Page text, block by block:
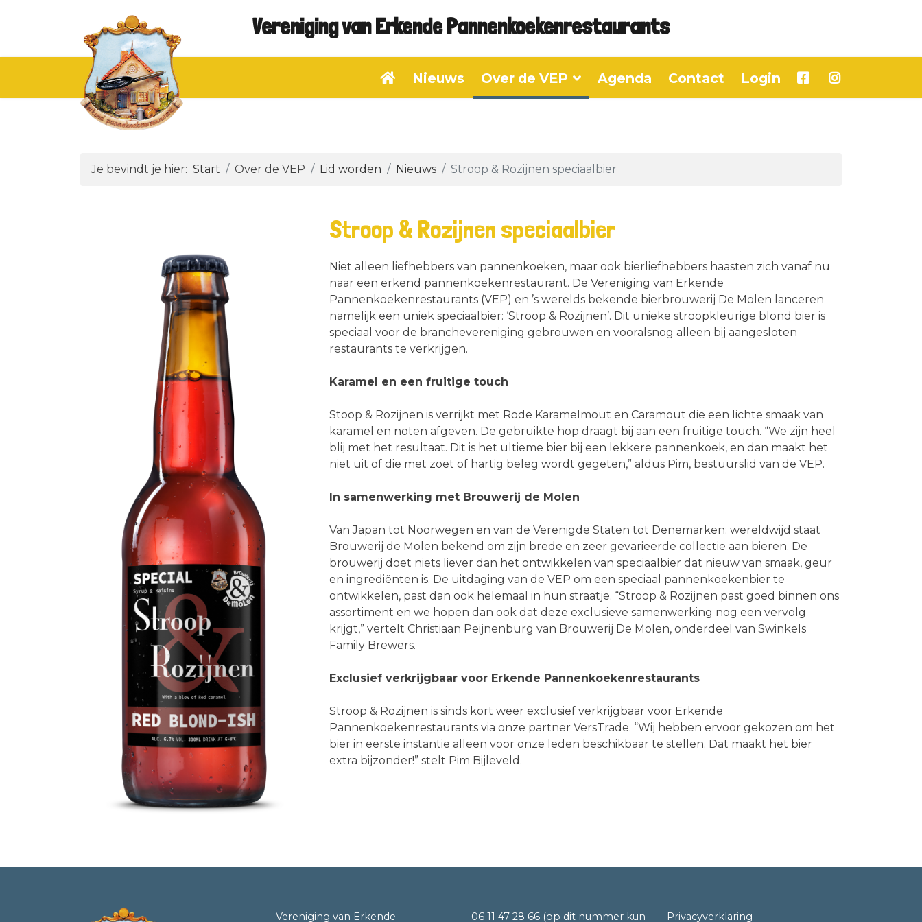
Vereniging van Erkende Pannenkoekenrestaurants
Nieuws Over de VEP Agenda Contact Login
Je bevindt je hier: Start Over de VEP Lid worden Nieuws Stroop & Rozijnen speciaalbier
Stroop & Rozijnen speciaalbier
Niet alleen liefhebbers van pannenkoeken, maar ook bierliefhebbers haasten zich vanaf nu
naar een erkend pannenkoekenrestaurant. De Vereniging van Erkende
Pannenkoekenrestaurants (VEP) en ’s werelds bekende bierbrouwerij De Molen lanceren
namelijk een uniek speciaalbier: ‘Stroop & Rozijnen’. Dit unieke stroopkleurige blond bier is
speciaal voor de branchevereniging gebrouwen en vooralsnog alleen bij aangesloten
restaurants te verkrijgen.
Karamel en een fruitige touch
Stoop & Rozijnen is verrijkt met Rode Karamelmout en Caramout die een lichte smaak van
karamel en noten afgeven. De gebruikte hop draagt bij aan een fruitige touch. “We zijn heel
blij met het resultaat. Dit is het ultieme bier bij een lekkere pannenkoek, en dan maakt het
niet uit of die met zoet of hartig beleg wordt gegeten,” aldus Pim, bestuurslid van de VEP.
In samenwerking met Brouwerij de Molen
Van Japan tot Noorwegen en van de Verenigde Staten tot Denemarken: wereldwijd staat
Brouwerij de Molen bekend om zijn brede en zeer gevarieerde collectie aan bieren. De
brouwerij doet niets liever dan het ontwikkelen van speciaalbier dat nieuw van smaak, geur
en ingrediënten is. De uitdaging van de VEP om een speciaal pannenkoekenbier te
ontwikkelen, past dan ook helemaal in hun straatje. “Stroop & Rozijnen past goed binnen ons
assortiment en we hopen dan ook dat deze exclusieve samenwerking nog een vervolg
krijgt,” vertelt Christiaan Peijnenburg van Brouwerij De Molen, onderdeel van Swinkels
Family Brewers.
Exclusief verkrijgbaar voor Erkende Pannenkoekenrestaurants
Stroop & Rozijnen is sinds kort weer exclusief verkrijgbaar voor Erkende
Pannenkoekenrestaurants via onze partner VersTrade. “Wij hebben ervoor gekozen om het
bier in eerste instantie alleen voor onze leden beschikbaar te stellen. Dat maakt het bier
extra bijzonder!” stelt Pim Bijleveld.
Vereniging van Erkende 06 11 47 28 66 (op dit nummer kun Privacyverklaring